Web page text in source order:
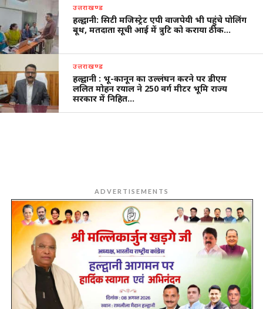
उत्तराखण्ड
हल्द्वानी: सिटी मजिस्ट्रेट एपी वाजपेयी भी पहुंचे पोलिंग
बूथ, मतदाता सूची आई में त्रुटि को कराया ठीक…
उत्तराखण्ड
हल्द्वानी : भू-कानून का उल्लंघन करने पर डीएम
ललित मोहन रयाल ने 250 वर्ग मीटर भूमि राज्य
सरकार में निहित…
ADVERTISEMENTS